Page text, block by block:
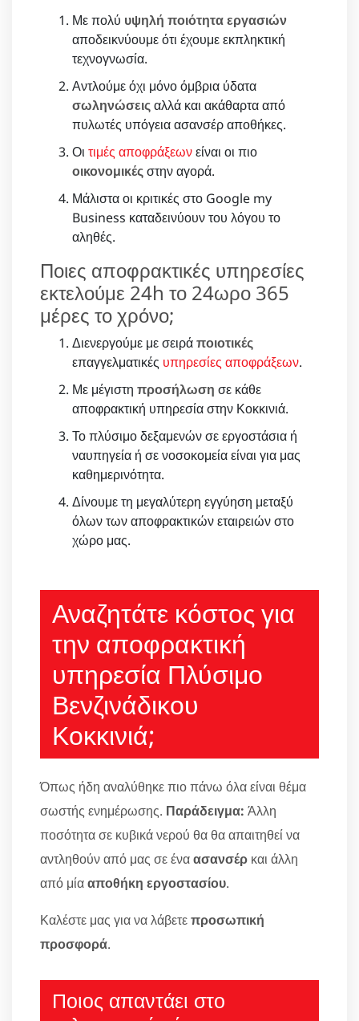
Με πολύ υψηλή ποιότητα εργασιών
αποδεικνύουμε ότι έχουμε εκπληκτική
τεχνογνωσία.
Αντλούμε όχι μόνο όμβρια ύδατα
σωληνώσειςαλλά και ακάθαρτα από
πυλωτές υπόγεια ασανσέρ αποθήκες.
Οι τιμές αποφράξεωνείναι οι πιο
οικονομικέςστην αγορά.
Μάλιστα οι κριτικές στο Google my
Business καταδεινύουν του λόγου το
αληθές.
Ποιες αποφρακτικές υπηρεσίες
εκτελούμε 24h το 24ωρο 365
μέρες το χρόνο;
Διενεργούμε με σειράποιοτικές
επαγγελματικές υπηρεσίες αποφράξεων.
Με μέγιστη προσήλωση σε κάθε
αποφρακτική υπηρεσία στην Κοκκινιά.
Το πλύσιμο δεξαμενών σε εργοστάσια ή
ναυπηγεία ή σε νοσοκομεία είναι για μας
καθημερινότητα.
Δίνουμε τη μεγαλύτερη εγγύηση μεταξύ
όλων των αποφρακτικών εταιρειών στο
χώρο μας.
Αναζητάτε κόστος για
την αποφρακτική
υπηρεσία Πλύσιμο
Βενζινάδικου
Κοκκινιά;
Όπως ήδη αναλύθηκε πιο πάνω όλα είναι θέμα
σωστής ενημέρωσης. Παράδειγμα: Άλλη
ποσότητα σε κυβικά νερού θα θα απαιτηθεί να
αντληθούν από μας σε έναασανσέρ και άλλη
από μίααποθήκη εργοστασίου.
Καλέστε μας για να λάβετεπροσωπική
προσφορά.
Ποιος απαντάει στο